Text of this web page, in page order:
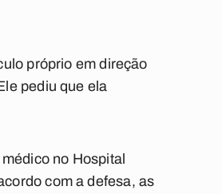
próprio em direção
pediu que ela
no Hospital
com a defesa, as